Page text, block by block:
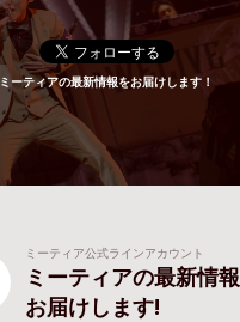
ミーティアの最新情報をお届けします！
ミーティア公式ラインアカウント
ミーティアの最新情
お届けします!